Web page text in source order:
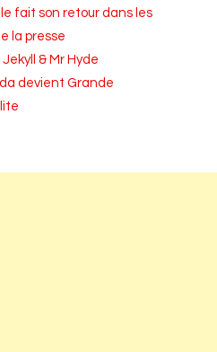
fait son retour dans les
la presse
& Mr Hyde
devient Grande